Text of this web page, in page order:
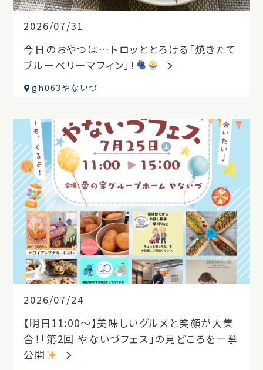
2026/07/31
今日のおやつは…トロッととろける「焼きたて
ブルーベリーマフィン」！
gh063やないづ
2026/07/24
【明日11:00〜】美味しいグルメと笑顔が大集
合！「第2回 やないづフェス」の見どころを一挙
公開